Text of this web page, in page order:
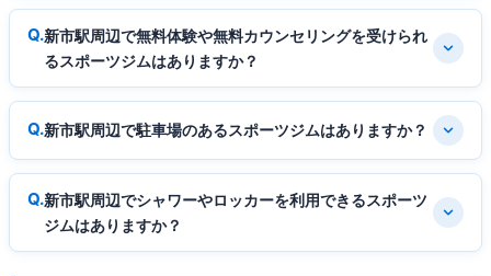
新市駅周辺で無料体験や無料カウンセリングを受けられ
るスポーツジムはありますか？
新市駅周辺で駐車場のあるスポーツジムはありますか？
新市駅周辺でシャワーやロッカーを利用できるスポーツ
ジムはありますか？